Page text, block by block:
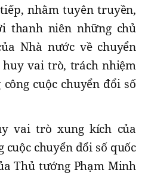
nhằm tuyên truyền,
thanh niên những chủ
Nhà nước về chuyển
huy vai trò, trách nhiệm
cuộc chuyển đổi số
vai trò xung kích của
chuyển đổi số quốc
Thủ tướng Phạm Minh